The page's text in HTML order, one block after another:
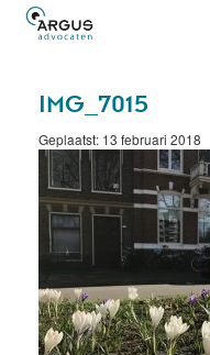
IMG_7015
Geplaatst: 13 februari 2018